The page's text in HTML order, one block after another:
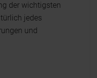
der wichtigsten
jedes
und